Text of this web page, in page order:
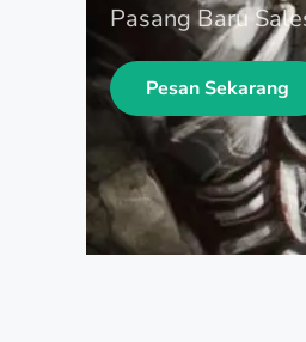
Pasang Baru
Pesan Sekarang